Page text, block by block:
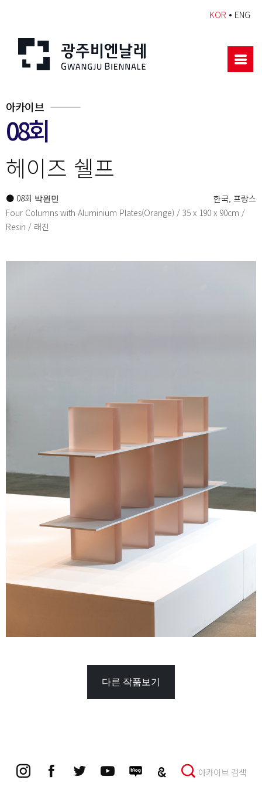
KOR • ENG
아카이브
08회
헤이즈 쉘프
● 08회 박원민
한국, 프랑스
Four Columns with Aluminium Plates(Orange) / 35 x 190 x 90cm /
Resin / 래진
다른 작품보기
아카이브 검색